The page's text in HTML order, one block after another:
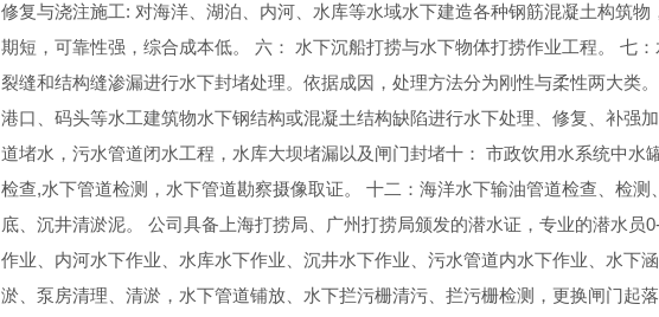
修复与浇注施工: 对海洋、湖泊、内河、水库等水域水下建造各种钢筋混凝土构筑
期短，可靠性强，综合成本低。 六： 水下沉船打捞与水下物体打捞作业工程。 七
裂缝和结构缝渗漏进行水下封堵处理。依据成因，处理方法分为刚性与柔性两大类
港口、码头等水工建筑物水下钢结构或混凝土结构缺陷进行水下处理、修复、补强
道堵水，污水管道闭水工程，水库大坝堵漏以及闸门封堵十： 市政饮用水系统中
检查,水下管道检测，水下管道勘察摄像取证。 十二：海洋水下输油管道检查、检
底、沉井清淤泥。 公司具备上海打捞局、广州打捞局颁发的潜水证，专业的潜水
作业、内河水下作业、水库水下作业、沉井水下作业、污水管道内水下作业、水下
淤、泵房清理、清淤，水下管道铺放、水下拦污栅清污、拦污栅检测，更换闸门起